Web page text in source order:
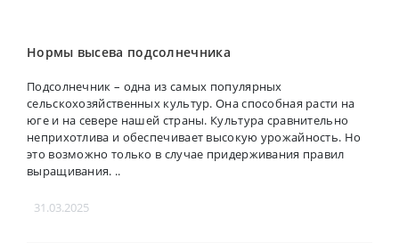
Нормы высева подсолнечника
Подсолнечник – одна из самых популярных
сельскохозяйственных культур. Она способная расти на
юге и на севере нашей страны. Культура сравнительно
неприхотлива и обеспечивает высокую урожайность. Но
это возможно только в случае придерживания правил
выращивания. ..
31.03.2025